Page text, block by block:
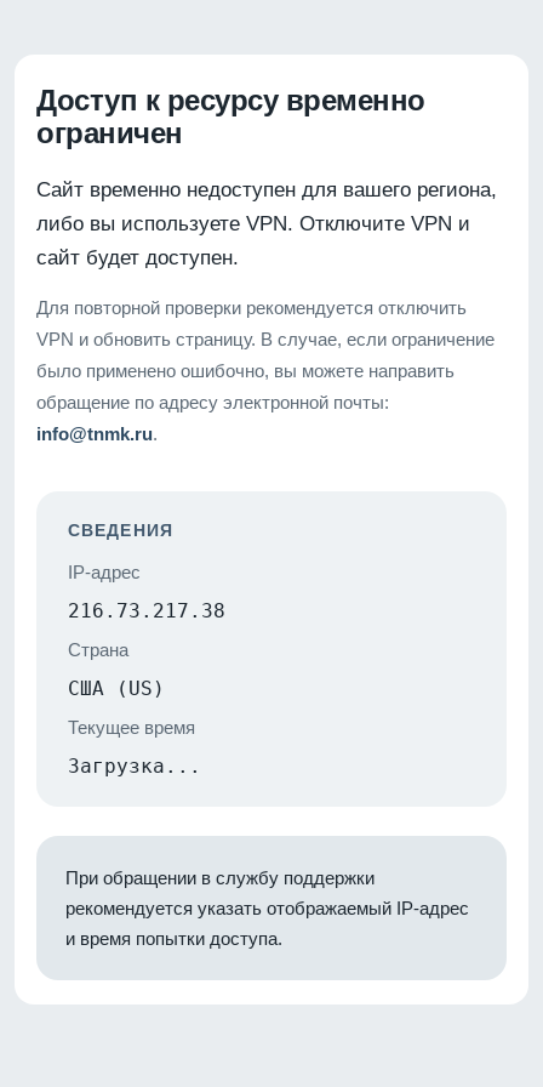
Доступ к ресурсу временно
ограничен
Сайт временно недоступен для вашего региона,
либо вы используете VPN. Отключите VPN и
сайт будет доступен.
Для повторной проверки рекомендуется отключить
VPN и обновить страницу. В случае, если ограничение
было применено ошибочно, вы можете направить
обращение по адресу электронной почты:
info@tnmk.ru.
СВЕДЕНИЯ
IP-адрес
216.73.217.38
Страна
США (US)
Текущее время
Загрузка...
При обращении в службу поддержки
рекомендуется указать отображаемый IP-адрес
и время попытки доступа.